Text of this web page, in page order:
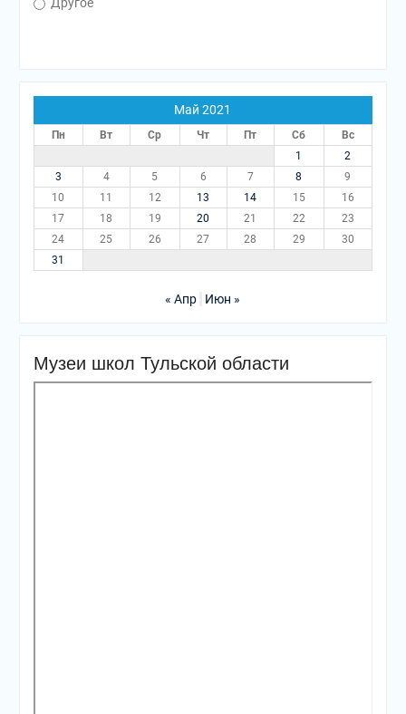
Май 2021
Пн Вт Ср Чт Пт Сб
Вс
1
2
3
4 5 6 7 8
9
10
11 12 13 14 15
16
17
18 19 20 21 22
23
24
25 26 27 28 29
30
31
« Апр Июн »
Музеи школ Тульской области